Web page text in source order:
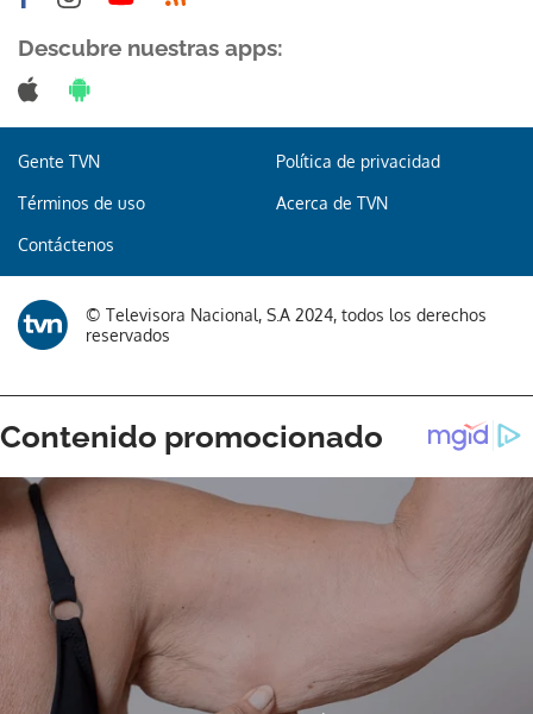
Gracias por suscribirte a nuestro boletín.
ACEPTAR
Descubre nuestras apps:
Gente TVN Política de privacidad
Términos de uso Acerca de TVN
Contáctenos
© Televisora Nacional, S.A 2024, todos los derechos
reservados